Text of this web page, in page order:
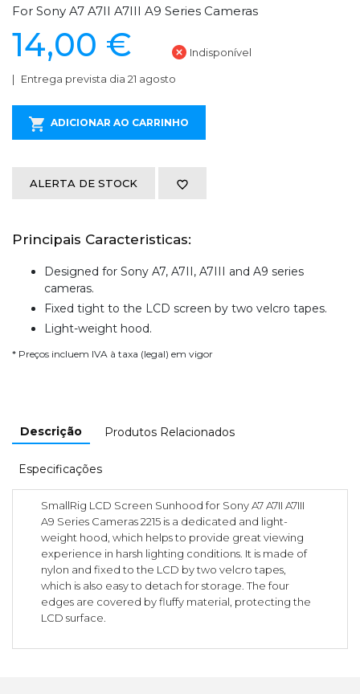
For Sony A7 A7II A7III A9 Series Cameras
14,00 € Indisponível
Entrega prevista dia 21 agosto
ADICIONAR AO CARRINHO
ALERTA DE STOCK
Principais Caracteristicas:
Designed for Sony A7, A7II, A7III and A9 series
cameras.
Fixed tight to the LCD screen by two velcro tapes.
Light-weight hood.
* Preços incluem IVA à taxa (legal) em vigor
Descrição Produtos Relacionados
Especificações
SmallRig LCD Screen Sunhood for Sony A7 A7II A7III
A9 Series Cameras 2215 is a dedicated and light-
weight hood, which helps to provide great viewing
experience in harsh lighting conditions. It is made of
nylon and fixed to the LCD by two velcro tapes,
which is also easy to detach for storage. The four
edges are covered by fluffy material, protecting the
LCD surface.